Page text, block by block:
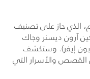
الذي حاز على تصنيف
آرون ديسنر وجاك
إيفر). وستكشف
والأسرار التي